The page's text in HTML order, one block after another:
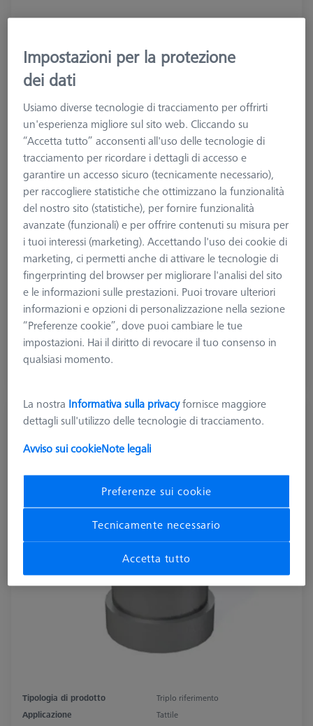
638,13 €
più IVA
Disponibile
Strumento di riferimento RT con tre rulli
Tipologia di prodotto
Triplo riferimento
Applicazione
Tattile
Impostazioni per la protezione
dei dati
Usiamo diverse tecnologie di tracciamento per offrirti
un'esperienza migliore sul sito web. Cliccando su
“Accetta tutto” acconsenti all'uso delle tecnologie di
tracciamento per ricordare i dettagli di accesso e
garantire un accesso sicuro (tecnicamente necessario),
per raccogliere statistiche che ottimizzano la funzionalità
del nostro sito (statistiche), per fornire funzionalità
avanzate (funzionali) e per offrire contenuti su misura per
i tuoi interessi (marketing). Accettando l'uso dei cookie di
marketing, ci permetti anche di attivare le tecnologie di
fingerprinting del browser per migliorare l'analisi del sito
e le informazioni sulle prestazioni. Puoi trovare ulteriori
informazioni e opzioni di personalizzazione nella sezione
“Preferenze cookie”, dove puoi cambiare le tue
impostazioni. Hai il diritto di revocare il tuo consenso in
qualsiasi momento.
La nostra Informativa sulla privacyfornisce maggiore
dettagli sull'utilizzo delle tecnologie di tracciamento.
Avviso sui cookieNote legali
Preferenze sui cookie
Tecnicamente necessario
Accetta tutto